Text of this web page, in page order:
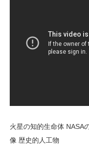
火星の知的生命体 NASA
像 歴史的人工物